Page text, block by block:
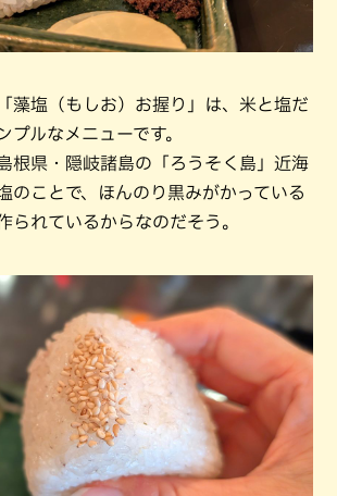
藻塩（もしお）お握り」は、米と塩だ
プルなメニューです。
根県・隠岐諸島の「ろうそく島」近海
のことで、ほんのり黒みがかっている
られているからなのだそう。